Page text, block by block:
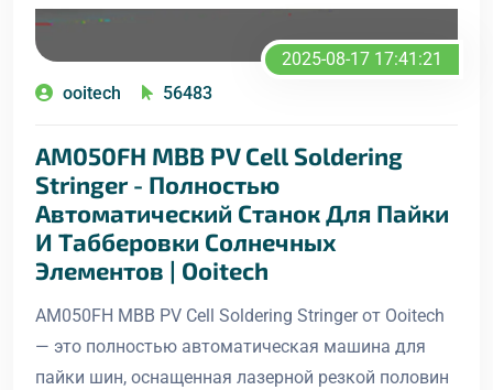
2025-08-17 17:41:21
ooitech
56483
AM050FH MBB PV Cell Soldering
Stringer - Полностью
Автоматический Станок Для Пайки
И Табберовки Солнечных
Элементов | Ooitech
AM050FH MBB PV Cell Soldering Stringer от Ooitech
— это полностью автоматическая машина для
пайки шин, оснащенная лазерной резкой половин